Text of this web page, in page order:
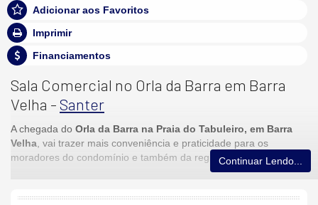
Adicionar aos Favoritos
Imprimir
Financiamentos
Sala Comercial no Orla da Barra em Barra
Velha -Santer
A chegada do Orla da Barra na Praia do Tabuleiro, em Barra
Velha, vai trazer mais conveniência e praticidade para os
moradores do condomínio e também da região.
no térreo com estacionamento para os clientes. Uma
Continuar Lendo...